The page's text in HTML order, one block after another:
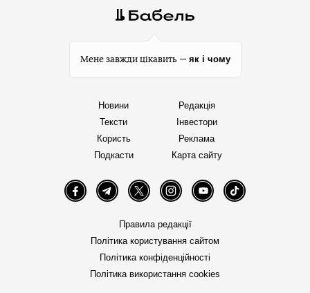
Мене завжди цікавить — як і чому
Новини
Тексти
Користь
Подкасти
Редакція
Інвестори
Реклама
Карта сайту
FacebookTelegramTwitter InstagramYouTube TikTok
Правила редакції
Політика користування сайтом
Політика конфіденційності
Політика використання cookies